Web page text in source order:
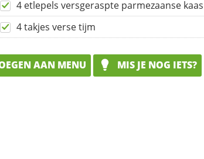
4 etlepels versgeraspte parmezaanse kaas
4 takjes verse tijm
AAN MENU
MIS JE NOG IETS?